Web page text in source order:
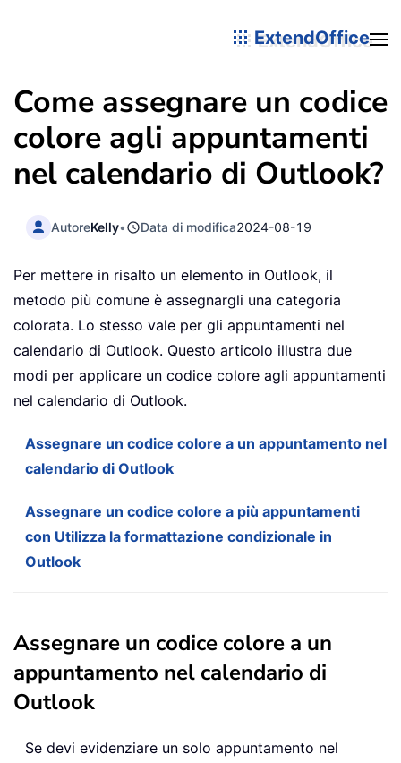
ExtendOffice
Come assegnare un codice
colore agli appuntamenti
nel calendario di Outlook?
AutoreKelly• Data di modifica2024-08-19
Per mettere in risalto un elemento in Outlook, il
metodo più comune è assegnargli una categoria
colorata. Lo stesso vale per gli appuntamenti nel
calendario di Outlook. Questo articolo illustra due
modi per applicare un codice colore agli appuntamenti
nel calendario di Outlook.
Assegnare un codice colore a un appuntamento nel
calendario di Outlook
Assegnare un codice colore a più appuntamenti
con Utilizza la formattazione condizionale in
Outlook
Assegnare un codice colore a un
appuntamento nel calendario di
Outlook
Se devi evidenziare un solo appuntamento nel